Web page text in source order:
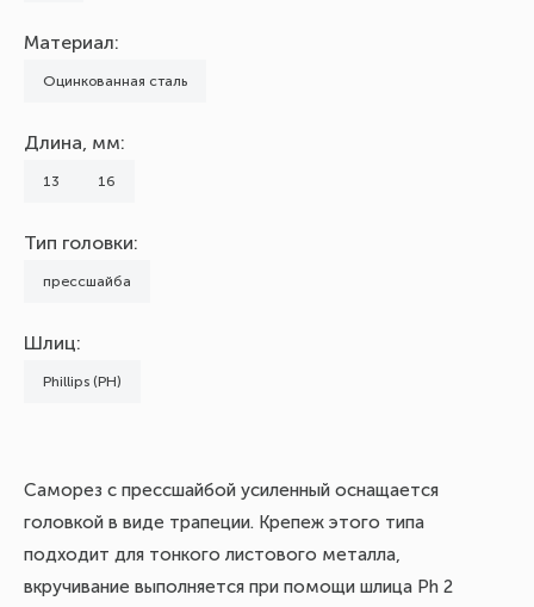
Материал:
Оцинкованная сталь
Длина, мм:
13 16
Тип головки:
прессшайба
Шлиц:
Phillips (PH)
Саморез с прессшайбой усиленный оснащается
головкой в виде трапеции. Крепеж этого типа
подходит для тонкого листового металла,
вкручивание выполняется при помощи шлица Ph 2